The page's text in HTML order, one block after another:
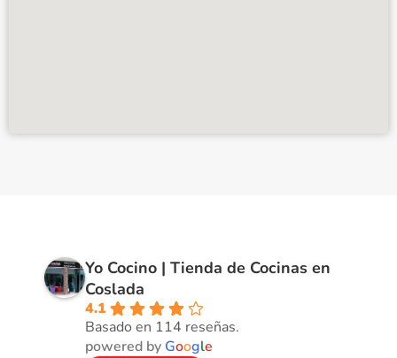
Yo Cocino | Tienda de Cocinas en
Coslada
4.1
Basado en 114 reseñas.
powered by Google